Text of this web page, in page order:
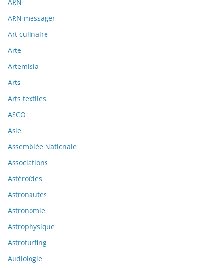
ARN
ARN messager
Art culinaire
Arte
Artemisia
Arts
Arts textiles
ASCO
Asie
Assemblée Nationale
Associations
Astéroïdes
Astronautes
Astronomie
Astrophysique
Astroturfing
Audiologie